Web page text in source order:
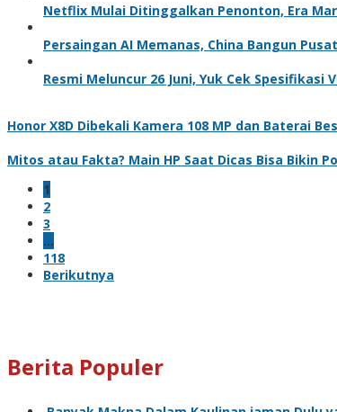
Netflix Mulai Ditinggalkan Penonton, Era
Persaingan AI Memanas, China Bangun
Resmi Meluncur 26 Juni, Yuk Cek Spesifikasi
Honor X8D Dibekali Kamera 108 MP dan Baterai
Mitos atau Fakta? Main HP Saat Dicas Bisa Bikin
1
2
3
…
118
Berikutnya
Berita Populer